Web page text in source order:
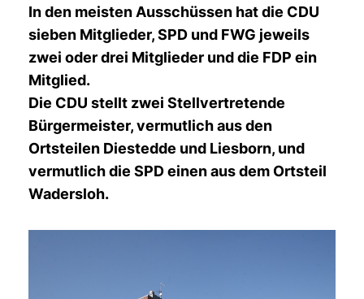
In den meisten Ausschüssen hat die CDU
sieben Mitglieder, SPD und FWG jeweils
zwei oder drei Mitglieder und die FDP ein
Mitglied.
Die CDU stellt zwei Stellvertretende
Bürgermeister, vermutlich aus den
Ortsteilen Diestedde und Liesborn, und
vermutlich die SPD einen aus dem Ortsteil
Wadersloh.